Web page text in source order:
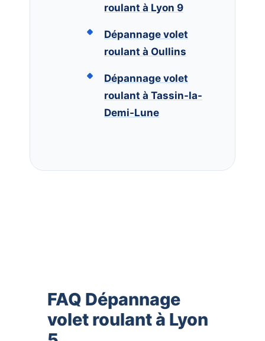
roulant à Lyon 9
Dépannage volet
roulant à Oullins
Dépannage volet
roulant à Tassin-la-
Demi-Lune
FAQ Dépannage
volet roulant à Lyon